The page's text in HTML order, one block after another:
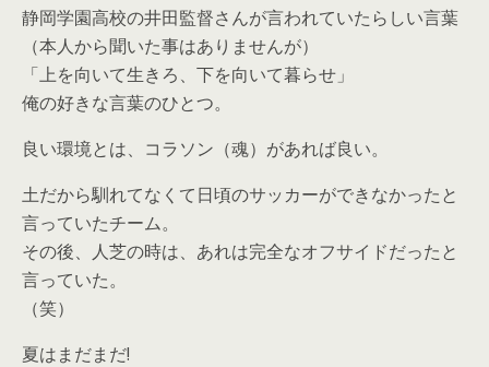
静岡学園高校の井田監督さんが言われていたらしい言葉
（本人から聞いた事はありませんが）
「上を向いて生きろ、下を向いて暮らせ」
俺の好きな言葉のひとつ。
良い環境とは、コラソン（魂）があれば良い。
土だから馴れてなくて日頃のサッカーができなかったと
言っていたチーム。
その後、人芝の時は、あれは完全なオフサイドだったと
言っていた。
（笑）
夏はまだまだ!